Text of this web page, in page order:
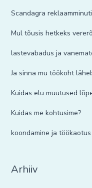
Scandagra
Mul tõusis hetkeks
lastevabadus ja
Ja sinna mu töökoht
Kuidas elu muutused
Kuidas me kohtusime?
koondamine ja töökaotus
Arhiiv